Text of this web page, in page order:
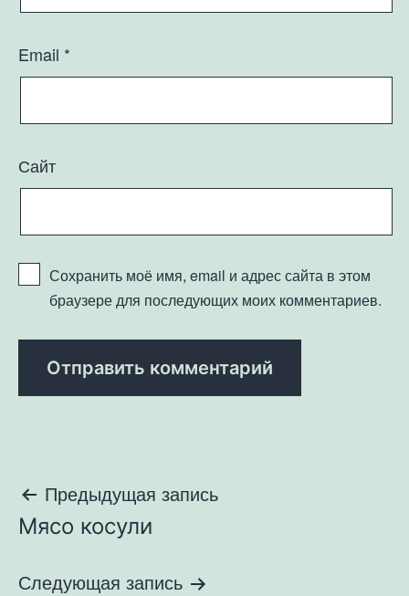
Email *
Сайт
Сохранить моё имя, email и адрес сайта в этом
браузере для последующих моих комментариев.
Навигация
по
записям
Предыдущая запись
Мясо косули
Следующая запись